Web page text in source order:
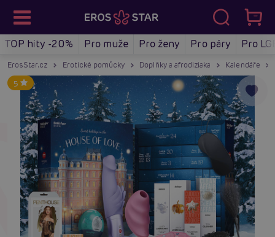
TOP hity -20% Pro muže Pro ženy Pro páry Pro
ErosStar.cz Erotické pomůcky Doplňky a afrodiziaka Kalendáře
5